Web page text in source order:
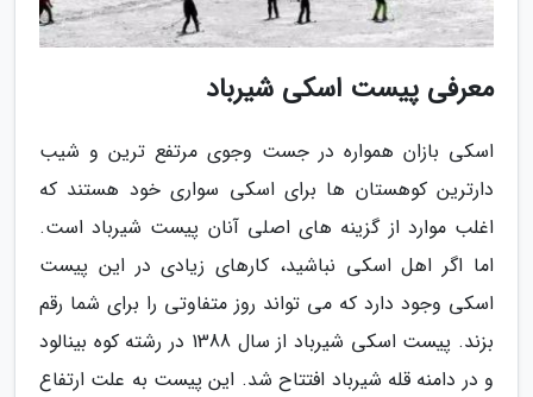
معرفی پیست اسکی شیرباد
اسکی بازان همواره در جست وجوی مرتفع ترین و شیب
دارترین کوهستان ها برای اسکی سواری خود هستند که
اغلب موارد از گزینه های اصلی آنان پیست شیرباد است.
اما اگر اهل اسکی نباشید، کارهای زیادی در این پیست
اسکی وجود دارد که می تواند روز متفاوتی را برای شما رقم
بزند. پیست اسکی شیرباد از سال 1388 در رشته کوه بینالود
و در دامنه قله شیرباد افتتاح شد. این پیست به علت ارتفاع